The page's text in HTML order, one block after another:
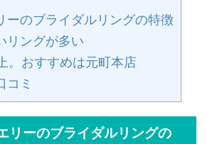
ーのブライダルリングの特徴
リングが多い
。おすすめは元町本店
コミ
リーのブライダルリングの